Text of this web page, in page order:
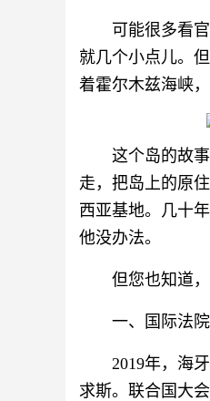
可能很多看
就几个小点儿。
着霍尔木兹海峡
这个岛的故
走，把岛上的原
西亚基地。几十
他没办法。
但您也知道
一、国际法
2019年，海
求斯。联合国大